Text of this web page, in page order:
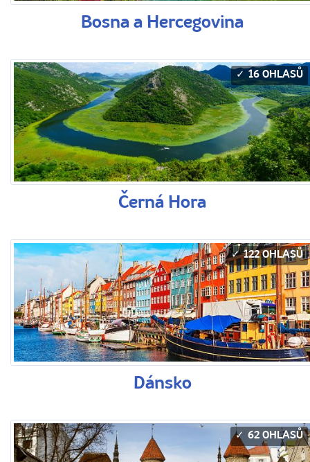
Bosna a Hercegovina
16 OHLASŮ
Černá Hora
122 OHLASŮ
Dánsko
62 OHLASŮ